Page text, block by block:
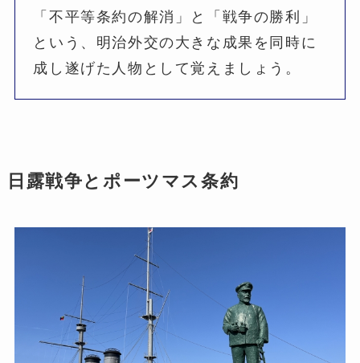
「不平等条約の解消」と「戦争の勝利」
という、明治外交の大きな成果を同時に
成し遂げた人物として覚えましょう。
日露戦争とポーツマス条約